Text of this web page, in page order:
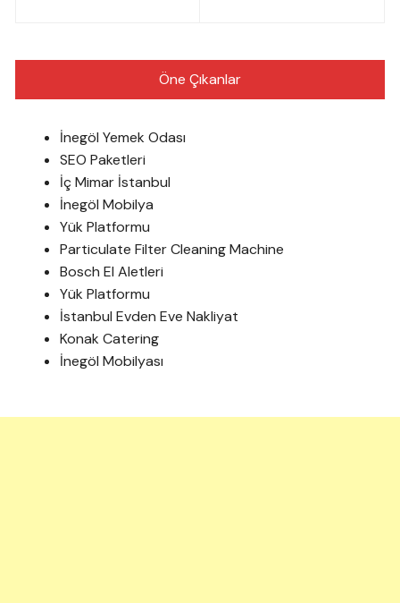
gezinmesi
Öne Çıkanlar
İnegöl Yemek Odası
SEO Paketleri
İç Mimar İstanbul
İnegöl Mobilya
Yük Platformu
Particulate Filter Cleaning Machine
Bosch El Aletleri
Yük Platformu
İstanbul Evden Eve Nakliyat
Konak Catering
İnegöl Mobilyası